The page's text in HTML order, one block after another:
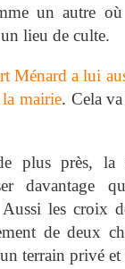
un autre
lieu de culte.
Ménard a lui
mairie. Cela
plus près, la
davantage
Aussi les croix
de deux
un terrain privé